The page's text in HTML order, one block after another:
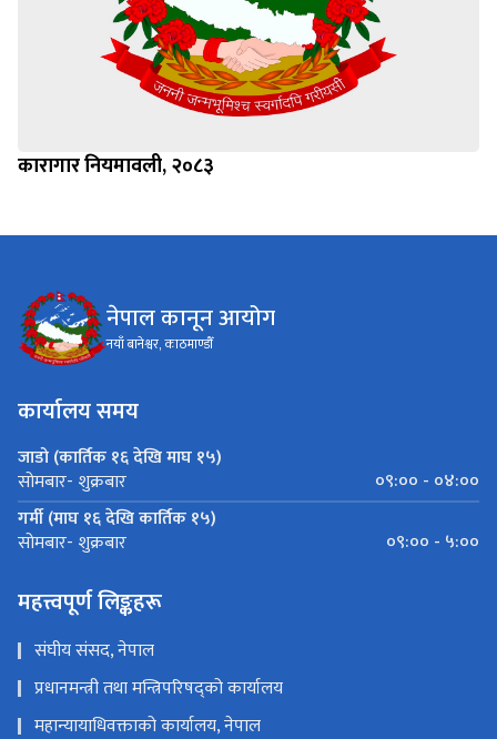
कारागार नियमावली, २०८३
नेपाल कानून आयोग
नयाँ बानेश्वर, काठमाण्डौँ
कार्यालय समय
जाडो (कार्तिक १६ देखि माघ १५)
सोमबार- शुक्रबार
०९:०० - ०४:००
गर्मी (माघ १६ देखि कार्तिक १५)
सोमबार- शुक्रबार ०९:०० - ५:००
महत्त्वपूर्ण लिङ्कहरू
संघीय संसद, नेपाल
प्रधानमन्त्री तथा मन्त्रिपरिषद्को कार्यालय
महान्यायाधिवक्ताको कार्यालय, नेपाल